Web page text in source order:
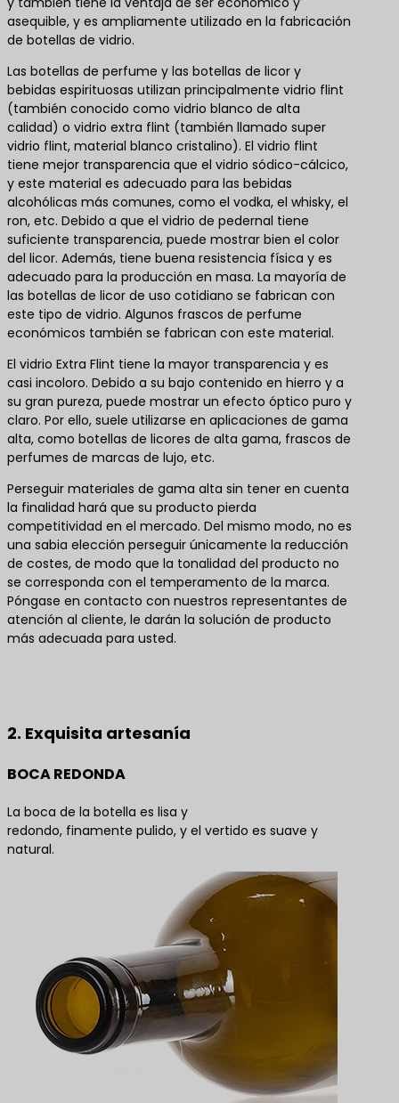
asequible, y es ampliamente utilizado en la fabricación
de botellas de vidrio.
Las botellas de perfume y las botellas de licor y
bebidas espirituosas utilizan principalmente vidrio flint
(también conocido como vidrio blanco de alta
calidad) o vidrio extra flint (también llamado super
vidrio flint, material blanco cristalino). El vidrio flint
tiene mejor transparencia que el vidrio sódico-cálcico,
y este material es adecuado para las bebidas
alcohólicas más comunes, como el vodka, el whisky, el
ron, etc. Debido a que el vidrio de pedernal tiene
suficiente transparencia, puede mostrar bien el color
del licor. Además, tiene buena resistencia física y es
adecuado para la producción en masa. La mayoría de
las botellas de licor de uso cotidiano se fabrican con
este tipo de vidrio. Algunos frascos de perfume
económicos también se fabrican con este material.
El vidrio Extra Flint tiene la mayor transparencia y es
casi incoloro. Debido a su bajo contenido en hierro y a
su gran pureza, puede mostrar un efecto óptico puro y
claro. Por ello, suele utilizarse en aplicaciones de gama
alta, como botellas de licores de alta gama, frascos de
perfumes de marcas de lujo, etc.
Perseguir materiales de gama alta sin tener en cuenta
la finalidad hará que su producto pierda
competitividad en el mercado. Del mismo modo, no es
una sabia elección perseguir únicamente la reducción
de costes, de modo que la tonalidad del producto no
se corresponda con el temperamento de la marca.
Póngase en contacto con nuestros representantes de
atención al cliente, le darán la solución de producto
más adecuada para usted.
2. Exquisita artesanía
BOCA REDONDA
La boca de la botella es lisa y
redondo, finamente pulido, y el vertido es suave y
natural.